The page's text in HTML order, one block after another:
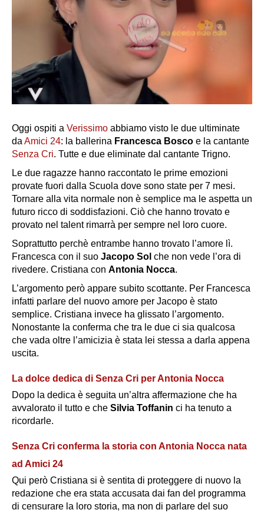
Oggi ospiti a Verissimo abbiamo visto le due ultiminate
da Amici 24: la ballerina Francesca Bosco e la cantante
Senza Cri. Tutte e due eliminate dal cantante Trigno.
Le due ragazze hanno raccontato le prime emozioni
provate fuori dalla Scuola dove sono state per 7 mesi.
Tornare alla vita normale non è semplice ma le aspetta un
futuro ricco di soddisfazioni. Ciò che hanno trovato e
provato nel talent rimarrà per sempre nel loro cuore.
Soprattutto perchè entrambe hanno trovato l’amore lì.
Francesca con il suo Jacopo Sol che non vede l’ora di
rivedere. Cristiana con Antonia Nocca.
L’argomento però appare subito scottante. Per Francesca
infatti parlare del nuovo amore per Jacopo è stato
semplice. Cristiana invece ha glissato l’argomento.
Nonostante la conferma che tra le due ci sia qualcosa
che vada oltre l’amicizia è stata lei stessa a darla appena
uscita.
La dolce dedica di Senza Cri per Antonia Nocca
Dopo la dedica è seguita un’altra affermazione che ha
avvalorato il tutto e che Silvia Toffanin ci ha tenuto a
ricordarle.
Senza Cri conferma la storia con Antonia Nocca nata
ad Amici 24
Qui però Cristiana si è sentita di proteggere di nuovo la
redazione che era stata accusata dai fan del programma
di censurare la loro storia, ma non di parlare del suo